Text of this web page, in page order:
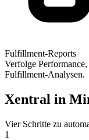
Fulfillment-Reports
Verfolge
Fulfillment-Analysen.
Xentral in
Vier Schritte zu
1